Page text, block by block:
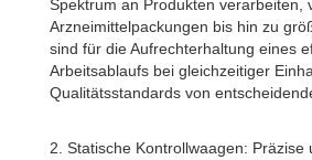
Spektrum an Produkten verarbeiten,
Arzneimittelpackungen bis hin zu
sind für die Aufrechterhaltung eines
Arbeitsablaufs bei gleichzeitiger
Qualitätsstandards von
2. Statische Kontrollwaagen: Präzise